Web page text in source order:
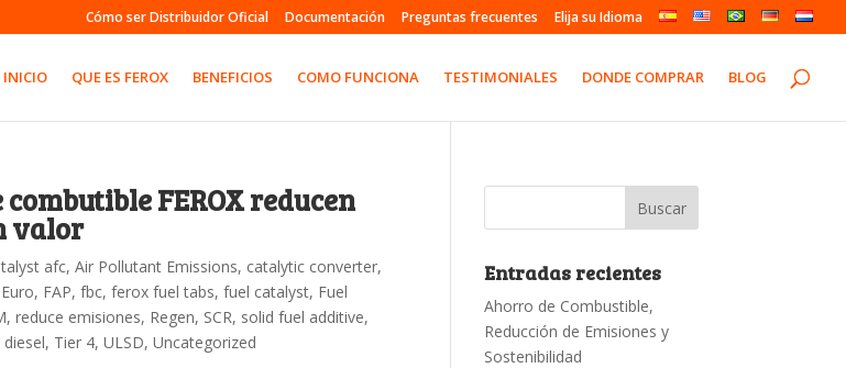
Cómo ser Distribuidor Oficial Documentación Preguntas frecuentes Elija su Idioma
INICIO QUE ES FEROX BENEFICIOS COMO FUNCIONA TESTIMONIALES DONDE COMPRAR BLOG
FEROX reducen
valor
afc,Air Pollutant Emissions, catalytic converter,
Euro, FAP,fbc,ferox fuel tabs,fuel catalyst, Fuel
,reduce emisiones, Regen, SCR, solid fuel additive,
, Tier 4,ULSD,Uncategorized
Entradas recientes
Ahorro de Combustible,
Reducción de Emisiones y
Sostenibilidad